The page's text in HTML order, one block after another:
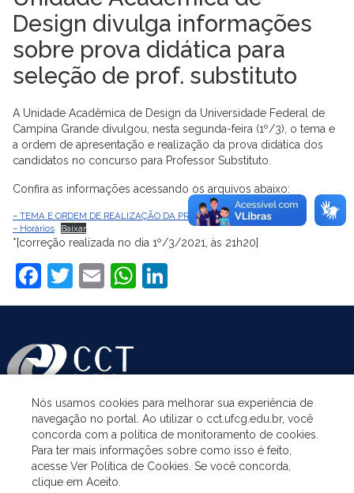
Design divulga informações
sobre prova didática para
seleção de prof. substituto
A Unidade Acadêmica de Design da Universidade Federal de
Campina Grande divulgou, nesta segunda-feira (1º/3), o tema e
a ordem de apresentação e realização da prova didática dos
candidatos no concurso para Professor Substituto.
Confira as informações acessando os arquivos abaixo:
– TEMA E ORDEM DE REALIZAÇÃO DA PROVA DIDÁTICA Baixar
– Horários
Baixar
*[correção realizada no dia 1º/3/2021, às 21h20]
Facebook
Twitter
EmailWhatsApp
ASSUNTOS
ACESSO À INFORMAÇÃO
Nós usamos cookies para melhorar sua experiência de
navegação no portal. Ao utilizar o cct.ufcg.edu.br, você
concorda com a política de monitoramento de cookies.
Para ter mais informações sobre como isso é feito,
acesse Ver Política de Cookies. Se você concorda,
clique em Aceito.